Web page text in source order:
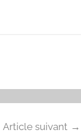
Article suivant